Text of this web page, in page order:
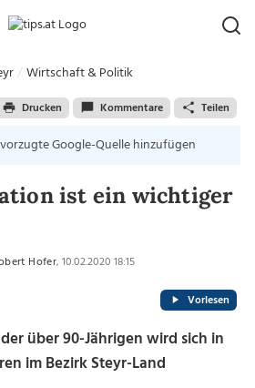
Wirtschaft & Politik
Drucken Kommentare Teilen
Google-Quelle hinzufügen
ist ein wichtiger
Hofer, 10.02.2020 18:15
Vorlesen
der über 90-Jährigen wird sich in
im Bezirk Steyr-Land